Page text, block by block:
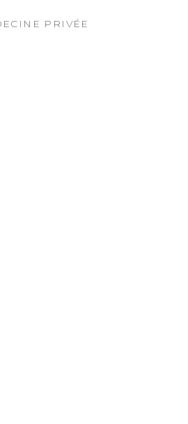
PRIVÉE